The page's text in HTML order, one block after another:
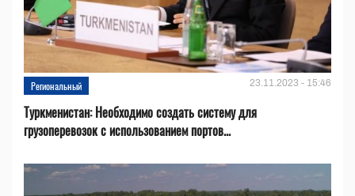
Региональный 23.11.2023 - 15:46
Туркменистан: Необходимо создать систему для
грузоперевозок с использованием портов...